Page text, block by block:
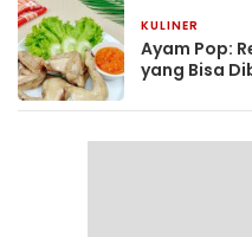
KULINER
Ayam Pop:
yang Bisa